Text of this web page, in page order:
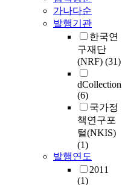
가나다순
발행기관
한국연
구재단
(NRF) (31)
dCollection
(6)
국가정
책연구포
털(NKIS)
(1)
발행연도
2011
(1)